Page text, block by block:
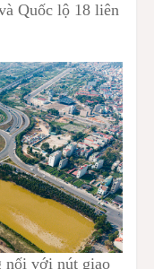
Quốc lộ 18 liên
nối với nút giao